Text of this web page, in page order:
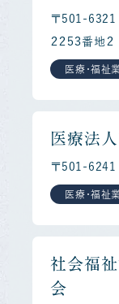
〒501-6321
２２５３番地２
医療・福祉
医療法
〒501-6241
医療・福祉
社会福祉
会